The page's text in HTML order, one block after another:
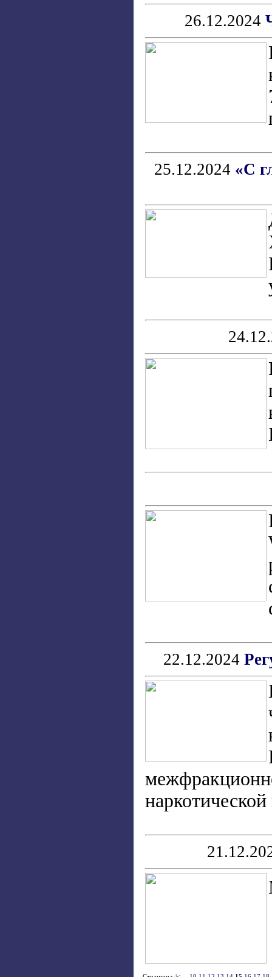
26.12.2024
25.12.2024 «С
22.12.2024